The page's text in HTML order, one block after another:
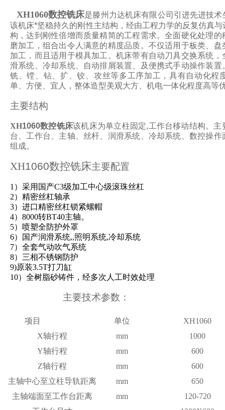
XH1060数控铣床是滕州力达机床有限公司引进先进技
该机床*坚稳持久的刚性主结构，经由工程力学的反复仿真
构，达到刚性倍增而质量精简的工程需求。全面硬化处理
磨加工，组合出令人满意的精度品质。不仅适用于板类、
加工，而且适用于模具加工。机床带有自动刀具交换系统
滑系统、冷却系统、自动排屑装置、及便携式手动操作装
铣、镗、钻、扩、铰、攻丝等多工序加工，具有自动化程
单、方便、宜人，整体造型美观大方、机电一体化程度高等
主要结构
XH1060数控铣床该机床为单立柱固定,工作台移动结构。
台、工作台、主轴、丝杆、润滑系统、冷却系统、数控操
组成。
XH1060数控铣床主要配置
1）采用国产C3级加工中心级滚珠丝杠
2）精密丝杠轴承
3）进口精密丝杠锁紧螺帽
4）8000转BT40主轴。
5）喷塑全防护外罩
6）国产润滑系统,,照明系统,冷却系统
7）全套气动吹气系统
8）三相不锈钢防护
9)原装3.5T打刀缸
10）全树脂砂铸件，经多次人工时效处理
主要技术参数：
项目 单位
XH1060
X轴行程
mm
1000
Y轴行程
mm
600
Z轴行程
mm
600
主轴中心至立柱导轨距离
mm
650
主轴端面至工作台距离
mm
120-720